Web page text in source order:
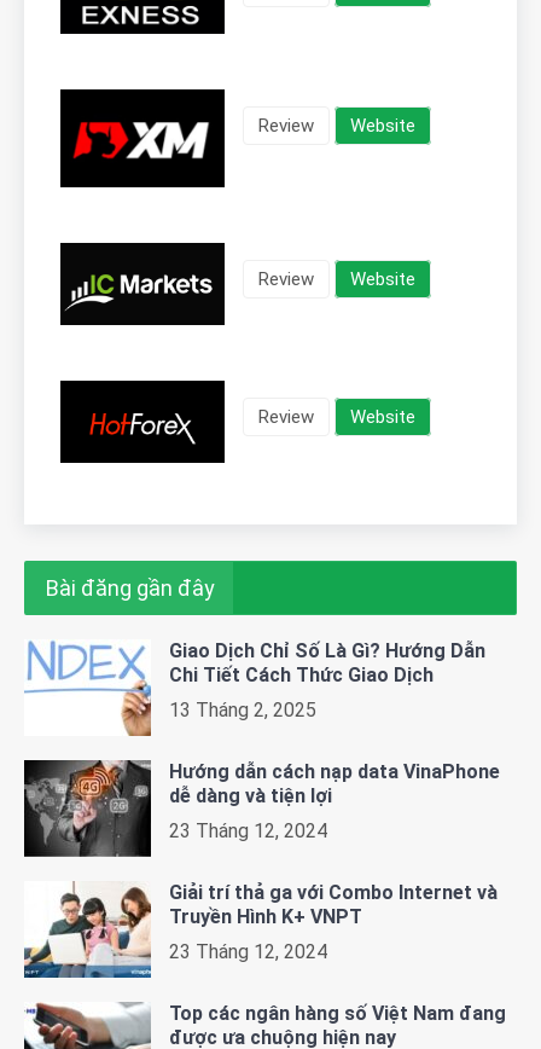
Review Website
Review Website
Review Website
Bài đăng gần đây
Giao Dịch Chỉ Số Là Gì? Hướng Dẫn
Chi Tiết Cách Thức Giao Dịch
13 Tháng 2, 2025
Hướng dẫn cách nạp data VinaPhone
dễ dàng và tiện lợi
23 Tháng 12, 2024
Giải trí thả ga với Combo Internet và
Truyền Hình K+ VNPT
23 Tháng 12, 2024
Top các ngân hàng số Việt Nam đang
được ưa chuộng hiện nay